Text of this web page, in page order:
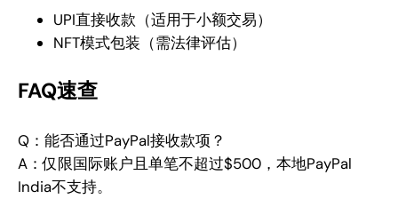
UPI直接收款（适用于小额交易）
NFT模式包装（需法律评估）
FAQ速查
Q：能否通过PayPal接收款项？
A：仅限国际账户且单笔不超过$500，本地PayPal
India不支持。